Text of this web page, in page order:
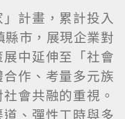
計畫，累計投入
市，展現企業對
中延伸至「社會
作、考量多元族
會共融的重視。
、彈性工時與多